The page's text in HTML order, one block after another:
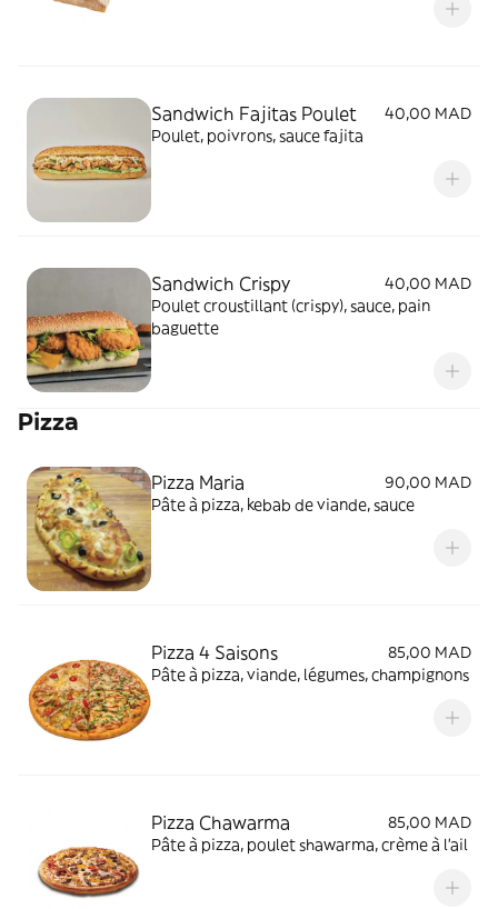
Sandwich Fajitas Poulet
40,00 MAD
Poulet, poivrons, sauce fajita
Sandwich Crispy
40,00 MAD
Poulet croustillant (crispy), sauce, pain
baguette
Pizza
Pizza Maria
90,00 MAD
Pâte à pizza, kebab de viande, sauce
Pizza 4 Saisons
85,00 MAD
Pâte à pizza, viande, légumes, champignons
Pizza Chawarma
85,00 MAD
Pâte à pizza, poulet shawarma, crème à l'ail